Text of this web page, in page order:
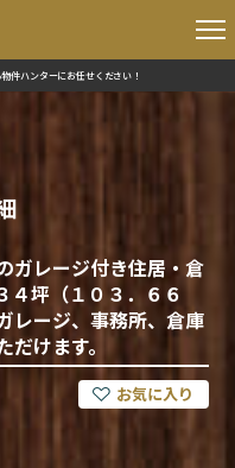
件ハンターにお任せください！
ガレージ付き住居・倉
４坪（１０３．６６
レージ、事務所、倉庫
けます。